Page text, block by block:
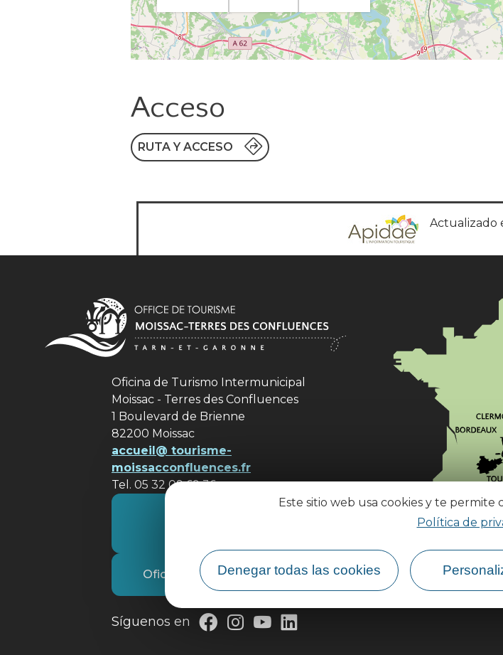
Este sitio web usa cookies y te permite
Política de
Denegar todas las cookies
Acceso
RUTA Y ACCESO
Actualizado
Oficina de Turismo Intermunicipal
Moissac - Terres des Confluences
1 Boulevard de Brienne
82200 Moissac
accueil@ tourisme-
moissacconfluences.fr
Tel. 05 32 09 69 36
Oficina de Turismo
Síguenos en